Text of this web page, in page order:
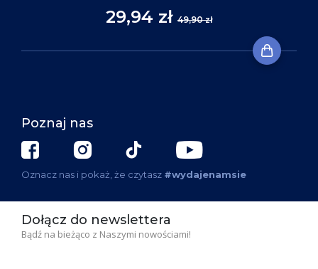
29,94 zł 49,90 zł
Poznaj nas
Oznacz nas i pokaż, że czytasz #wydajenamsie
Dołącz do newslettera
Bądź na bieżąco z Naszymi nowościami!